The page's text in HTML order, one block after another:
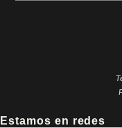
Estamos en redes